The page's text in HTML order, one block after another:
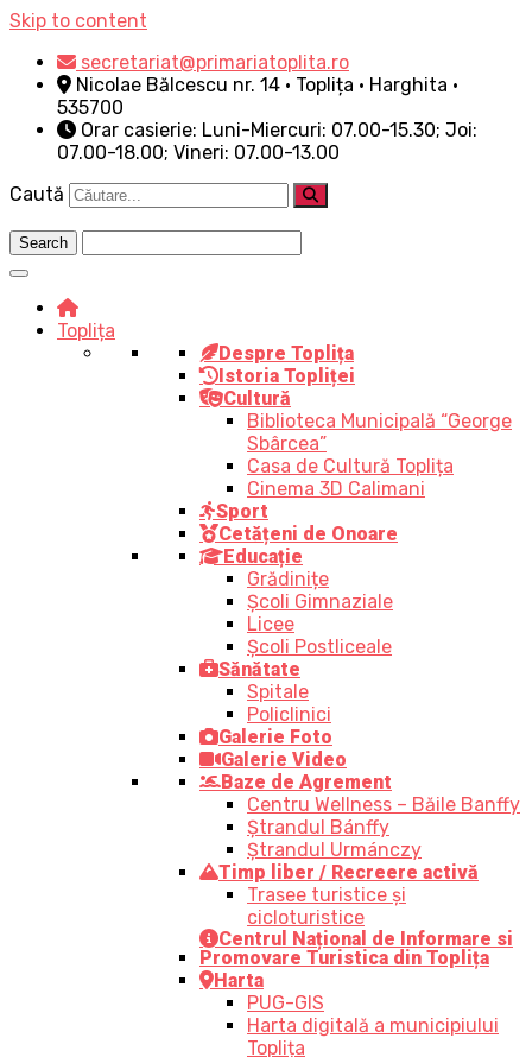
Skip to content
secretariat@primariatoplita.ro
Nicolae Bălcescu nr. 14 • Toplița • Harghita •
535700
Orar casierie: Luni-Miercuri: 07.00-15.30; Joi:
07.00-18.00; Vineri: 07.00-13.00
Caută
Toplița
Despre Toplița
Istoria Topliței
Cultură
Biblioteca Municipală “George
Sbârcea”
Casa de Cultură Toplița
Cinema 3D Calimani
Sport
Cetățeni de Onoare
Educație
Grădinițe
Școli Gimnaziale
Licee
Școli Postliceale
Sănătate
Spitale
Policlinici
Galerie Foto
Galerie Video
Baze de Agrement
Centru Wellness – Băile Banffy
Ștrandul Bánffy
Ștrandul Urmánczy
Timp liber / Recreere activă
Trasee turistice şi
cicloturistice
Centrul Național de Informare si
Promovare Turistica din Toplița
Harta
PUG-GIS
Harta digitală a municipiului
Toplița